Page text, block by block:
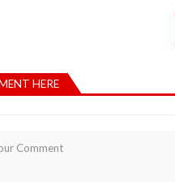
HERE